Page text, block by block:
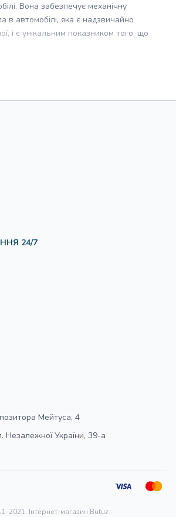
Вона забезпечує механічну
в автомобілі, яка є надзвичайно
і є унікальним показником того, що
для всіх автомобілів, які обладнані
установку
помилок у фіксації
європейського стандарту безпеки
24/7
Мейтуса, 4
Незалежної України, 39-а
2021. Інтернет-магазин Butuz